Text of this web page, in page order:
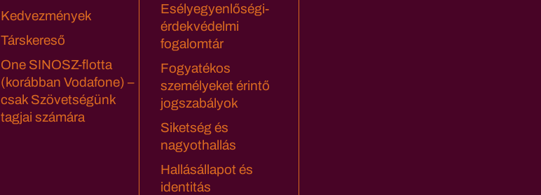
Kedvezmények
Társkereső
One SINOSZ-flotta
(korábban Vodafone) –
csak Szövetségünk
tagjai számára
Esélyegyenlőségi-
érdekvédelmi
fogalomtár
Fogyatékos
személyeket érintő
jogszabályok
Siketség és
nagyothallás
Hallásállapot és
identitás